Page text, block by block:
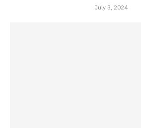
July 3, 2024